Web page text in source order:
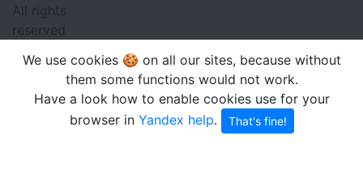
All rights
reserved
We use cookies 🍪 on all our sites, because without
them some functions would not work.
Have a look how to enable cookies use for your
browser in Yandex help. That's fine!